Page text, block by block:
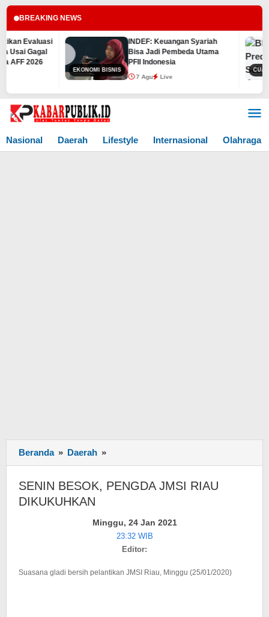
BREAKING NEWS
EKONOMI BISNIS
INDEF: Keuangan Syariah
Bisa Jadi Pembeda Utama
PFII Indonesia
7 Agu Live
Lewati
Nasional
Daerah Lifestyle Internasional Olahraga
Beranda » Daerah »
BESOK,
JMSI
DIKUKUHKAN
SENIN BESOK, PENGDA JMSI RIAU
DIKUKUHKAN
Minggu, 24 Jan 2021
23:32 WIB
Editor:
Suasana gladi bersih pelantikan JMSI Riau, Minggu (25/01/2020)